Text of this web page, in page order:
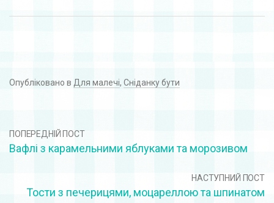
Опубліковано в Для малечі, Сніданку бути
ПОПЕРЕДНІЙ ПОСТ
Вафлі з карамельними яблуками та морозивом
НАСТУПНИЙ ПОСТ
Тости з печерицями, моцареллою та шпинатом